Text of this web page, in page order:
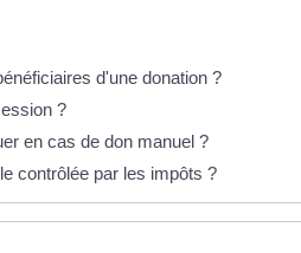
d'une donation ?
?
en cas de don manuel ?
contrôlée par les impôts ?